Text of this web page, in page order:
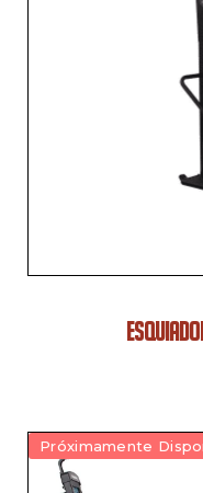
Próximamente